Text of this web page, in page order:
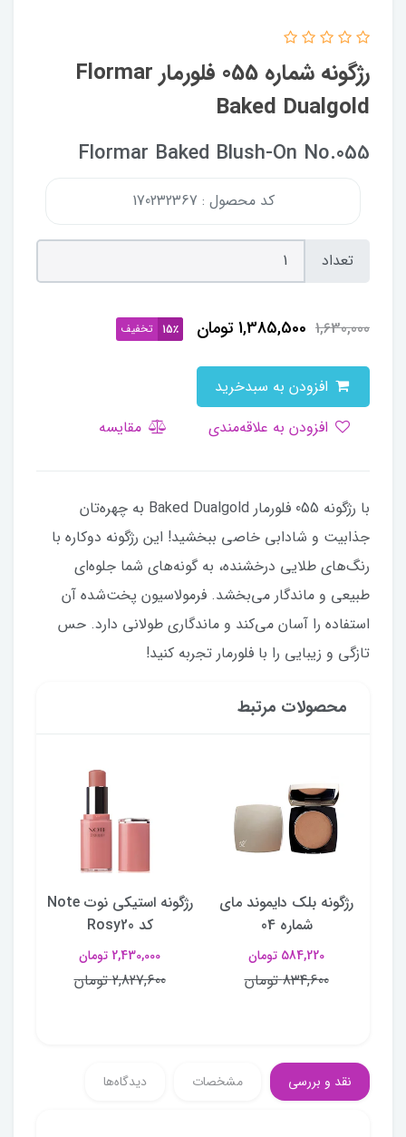
رژگونه شماره 055 فلورمار Flormar
Baked Dualgold
Flormar Baked Blush-On No.055
کد محصول : 170232367
تعداد
1,630,000
1,385,500تومان 15٪ تخفیف
مقایسه
با رژگونه 055 فلورمار Baked Dualgold به چهره‌تان
جذابیت و شادابی خاصی ببخشید! این رژگونه دوکاره با
رنگ‌های طلایی درخشنده، به گونه‌های شما جلوه‌ای
طبیعی و ماندگار می‌بخشد. فرمولاسیون پخت‌شده آن
استفاده را آسان می‌کند و ماندگاری طولانی دارد. حس
تازگی و زیبایی را با فلورمار تجربه کنید!
محصولات مرتبط
رژگونه بلک دایموند مای
شماره 04
584,220 تومان
834,600 تومان
رژگونه استیکی نوت Note
کد Rosy20
2,430,000 تومان
2,827,600 تومان
نقد و بررسی مشخصات دیدگاه‌ها